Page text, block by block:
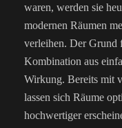
waren, werden sie
modernen Räumen
verleihen. Der Grund
Kombination aus
Wirkung. Bereits mit
lassen sich Räume
hochwertiger